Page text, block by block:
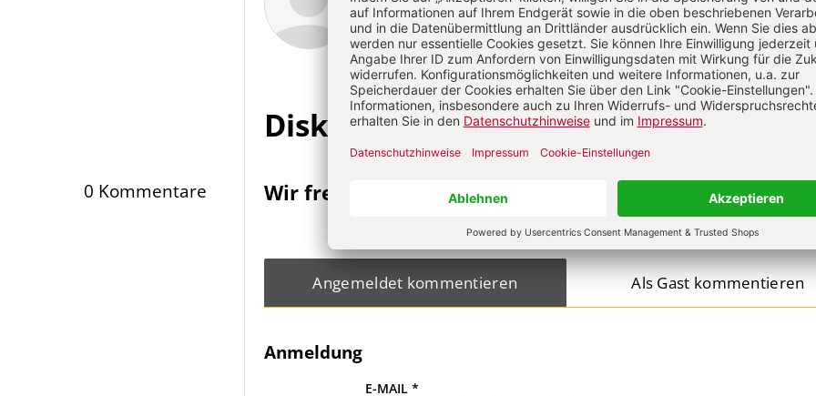
Diskussion
0 Kommentare Wir freuen uns über Ihren Kommentar
Angemeldet kommentieren Als Gast kommentieren
Anmeldung
E-MAIL*